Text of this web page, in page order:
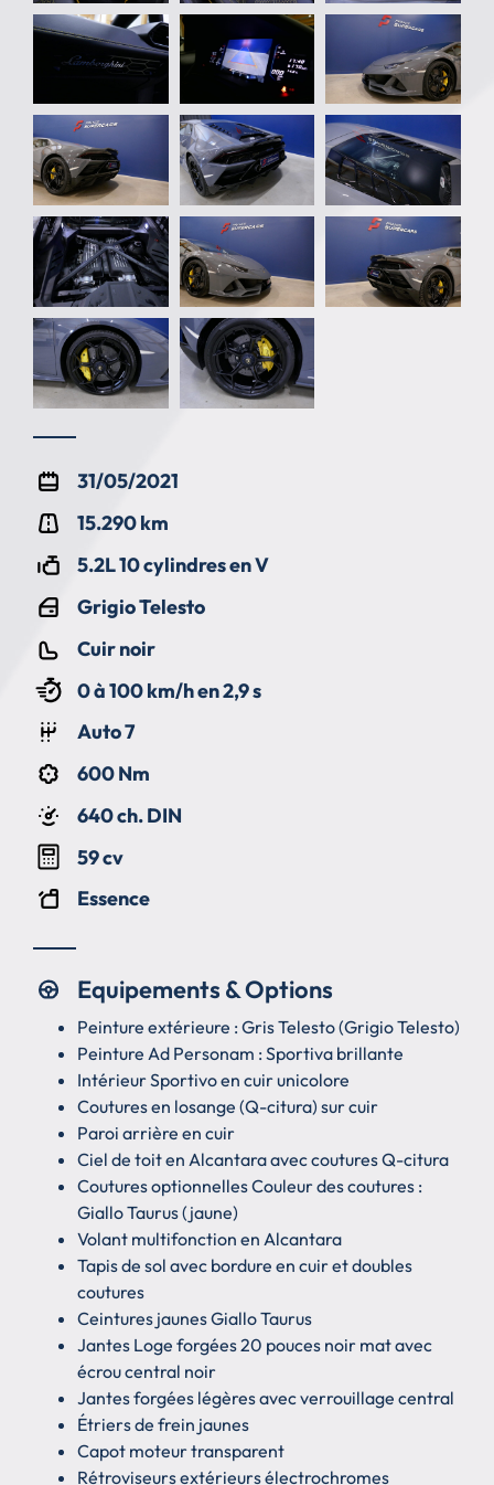
31/05/2021
15.290 km
5.2L 10 cylindres en V
Grigio Telesto
Cuir noir
0 à 100 km/h en 2,9 s
Auto 7
600 Nm
640 ch. DIN
59 cv
Essence
Equipements & Options
Peinture extérieure : Gris Telesto (Grigio Telesto)
Peinture Ad Personam : Sportiva brillante
Intérieur Sportivo en cuir unicolore
Coutures en losange (Q-citura) sur cuir
Paroi arrière en cuir
Ciel de toit en Alcantara avec coutures Q-citura
Coutures optionnelles Couleur des coutures :
Giallo Taurus (jaune)
Volant multifonction en Alcantara
Tapis de sol avec bordure en cuir et doubles
coutures
Ceintures jaunes Giallo Taurus
Jantes Loge forgées 20 pouces noir mat avec
écrou central noir
Jantes forgées légères avec verrouillage central
Étriers de frein jaunes
Capot moteur transparent
Rétroviseurs extérieurs électrochromes